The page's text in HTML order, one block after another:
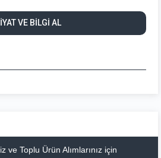
VE BİLGİ AL
ve Toplu Ürün Alımlarınız için